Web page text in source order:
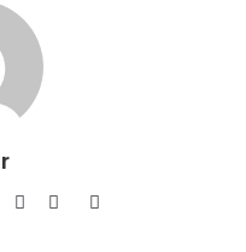
YouTubePinterestInstagram
SoundCloud